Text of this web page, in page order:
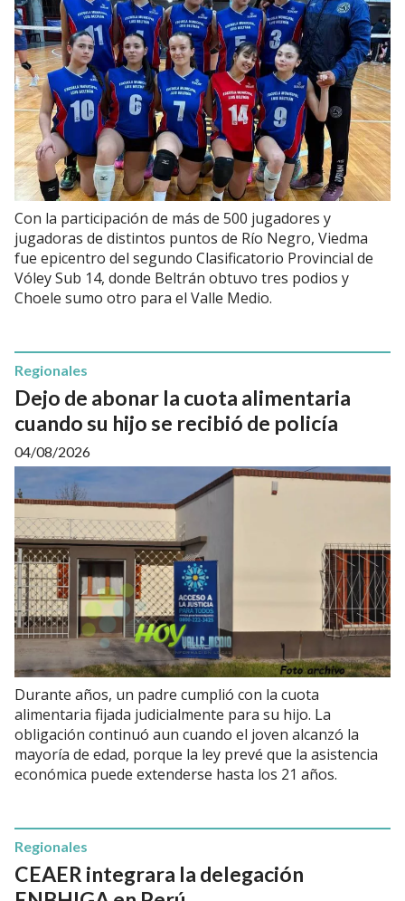
Con la participación de más de 500 jugadores y
jugadoras de distintos puntos de Río Negro, Viedma
fue epicentro del segundo Clasificatorio Provincial de
Vóley Sub 14, donde Beltrán obtuvo tres podios y
Choele sumo otro para el Valle Medio.
Dejo de abonar la cuota alimentaria
cuando su hijo se recibió de policía
Regionales
04/08/2026
Durante años, un padre cumplió con la cuota
alimentaria fijada judicialmente para su hijo. La
obligación continuó aun cuando el joven alcanzó la
mayoría de edad, porque la ley prevé que la asistencia
económica puede extenderse hasta los 21 años.
CEAER integrara la delegación
Regionales